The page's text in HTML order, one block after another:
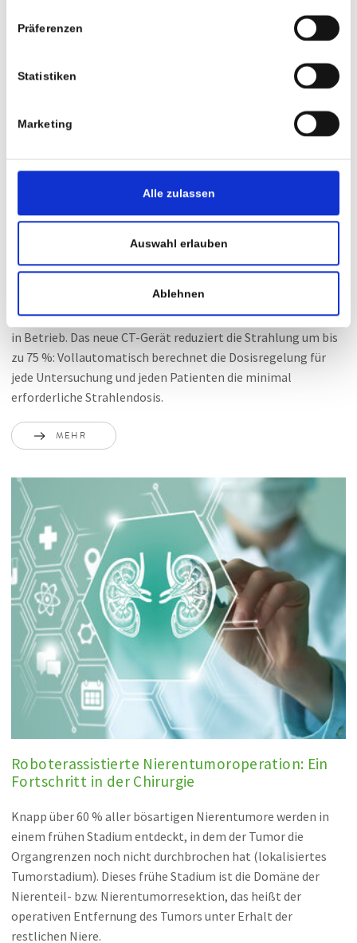
Präferenzen
Statistiken
Marketing
Alle zulassen
Auswahl erlauben
Ablehnen
Seit einem Jahr ist in der Privatklinik Villach ein Volumen-CT
in Betrieb. Das neue CT-Gerät reduziert die Strahlung um bis
zu 75 %: Vollautomatisch berechnet die Dosisregelung für
jede Untersuchung und jeden Patienten die minimal
erforderliche Strahlendosis.
MEHR
Roboterassistierte Nierentumoroperation: Ein
Fortschritt in der Chirurgie
Knapp über 60 % aller bösartigen Nierentumore werden in
einem frühen Stadium entdeckt, in dem der Tumor die
Organgrenzen noch nicht durchbrochen hat (lokalisiertes
Tumorstadium). Dieses frühe Stadium ist die Domäne der
Nierenteil- bzw. Nierentumorresektion, das heißt der
operativen Entfernung des Tumors unter Erhalt der
restlichen Niere.